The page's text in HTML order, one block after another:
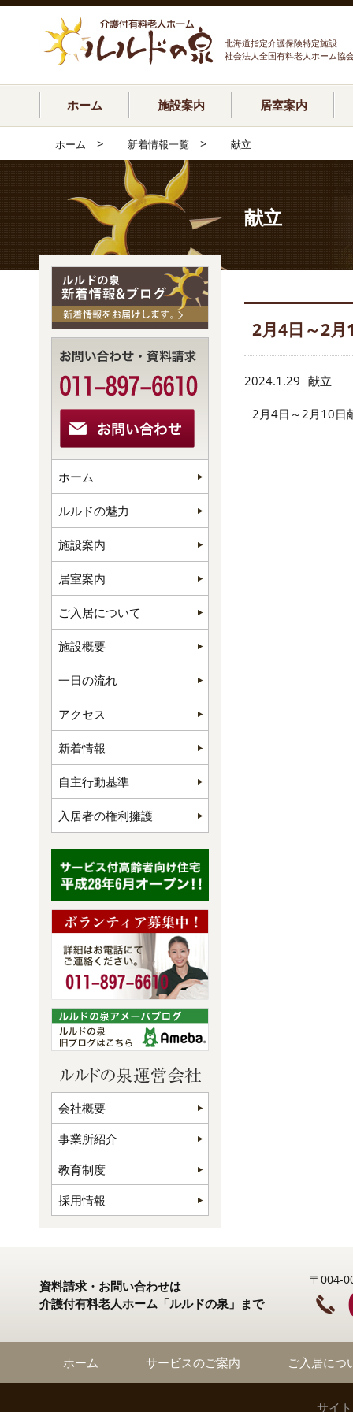
北海道指定介護保険特定施設
社会法人全国有料老人ホーム協
ホーム 施設案内 居室案内
ホーム > 新着情報一覧 > 献立
献立
2月4日～2月
2024.1.29 献立
2月4日～2月10日
ホーム
ルルドの魅力
施設案内
居室案内
ご入居について
施設概要
一日の流れ
アクセス
新着情報
自主行動基準
入居者の権利擁護
会社概要
事業所紹介
教育制度
採用情報
資料請求・お問い合わせは
介護付有料老人ホーム「ルルドの泉」まで
〒004-
ホーム サービスのご案内 ご入居につ
サイ